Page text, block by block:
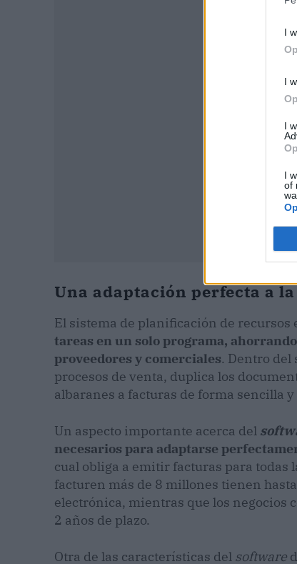
I
I
I
I
of
Una adaptación perfecta a
El sistema de planificación de
tareas en un solo programa,
proveedores y comerciales. Dentro del
procesos de venta, duplica los
albaranes a facturas de forma sencilla
Un aspecto importante acerca del
necesarios para adaptarse
cual obliga a emitir facturas para todas
facturen más de 8 millones tienen
electrónica, mientras que los negocios
2 años de plazo.
Otra de las características del software